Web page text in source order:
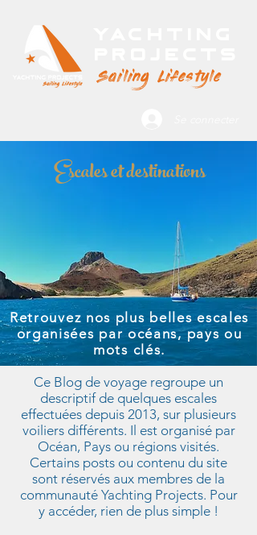
Sailing Lifestyle
Escales et destinations
Retrouvez nos plus belles escales
organisées par océans, pays ou
mots clés.
Ce Blog de voyage regroupe un
descriptif de quelques escales
effectuées depuis 2013, sur plusieurs
voiliers différents. Il est organisé par
Océan, Pays ou régions visités.
Certains posts ou contenu du site
sont réservés aux membres de la
communauté Yachting Projects. Pour
y accéder, rien de plus simple !